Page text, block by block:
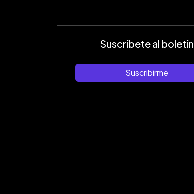
Suscríbete al boletín
Suscribirme